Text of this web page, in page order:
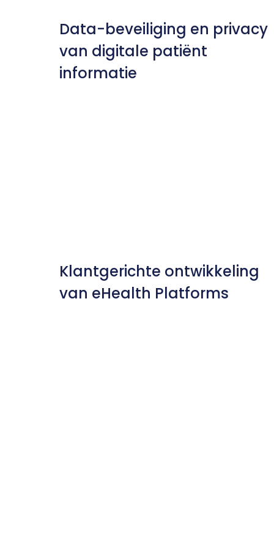
Data-beveiliging en privacy
van digitale patiënt
informatie
Klantgerichte ontwikkeling
van eHealth Platforms